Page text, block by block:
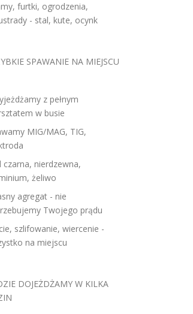
furtki, ogrodzenia,
- stal, kute, ocynk
SPAWANIE NA MIEJSCU
z pełnym
w busie
MIG/MAG, TIG,
czarna, nierdzewna,
żeliwo
agregat - nie
Twojego prądu
szlifowanie, wiercenie -
na miejscu
DOJEŻDŻAMY W KILKA